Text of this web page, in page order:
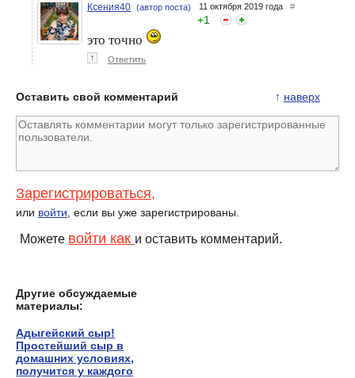
Ксения40 (автор поста) 11 октября 2019 года #
+1
это точно
↑ Ответить
↑ наверх
Оставить свой комментарий
Зарегистрироваться,
или войти , если вы уже зарегистрированы.
Можете войти как и оставить комментарий.
Другие обсуждаемые
материалы:
Адыгейский сыр!
Простейший сыр в
домашних условиях,
получится у каждого